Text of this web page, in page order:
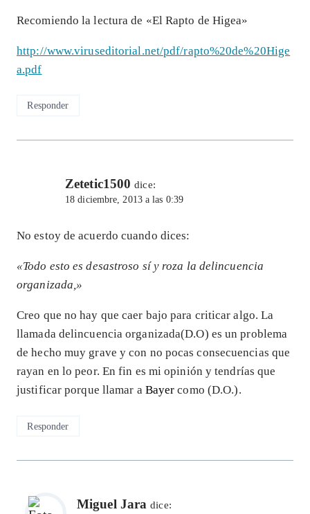
Recomiendo la lectura de «El Rapto de Higea»
http://www.viruseditorial.net/pdf/rapto%20de%20Hige
a.pdf
Responder
Zetetic1500 dice:
18 diciembre, 2013 a las 0:39
No estoy de acuerdo cuando dices:
«Todo esto es desastroso sí y roza la delincuencia
organizada,»
Creo que no hay que caer bajo para criticar algo. La
llamada delincuencia organizada(D.O) es un problema
de hecho muy grave y con no pocas consecuencias que
rayan en lo peor. En fin es mi opinión y tendrías que
justificar porque llamar a Bayercomo (D.O.).
Responder
Miguel Jara dice: